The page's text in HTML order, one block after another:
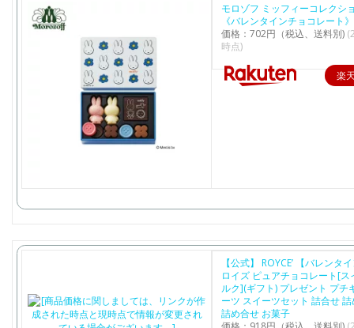
モロゾフ ミッフィーコレクシ
《バレンタインチョコレート》
価格：702円（税込、送料別)
時点)
楽
【公式】 ROYCE’ 【バレンタ
ロイズ ピュアチョコレート[ス
ルク](ギフト) プレゼント プチ
ーツ スイーツセット 詰合せ
詰め合せ お菓子